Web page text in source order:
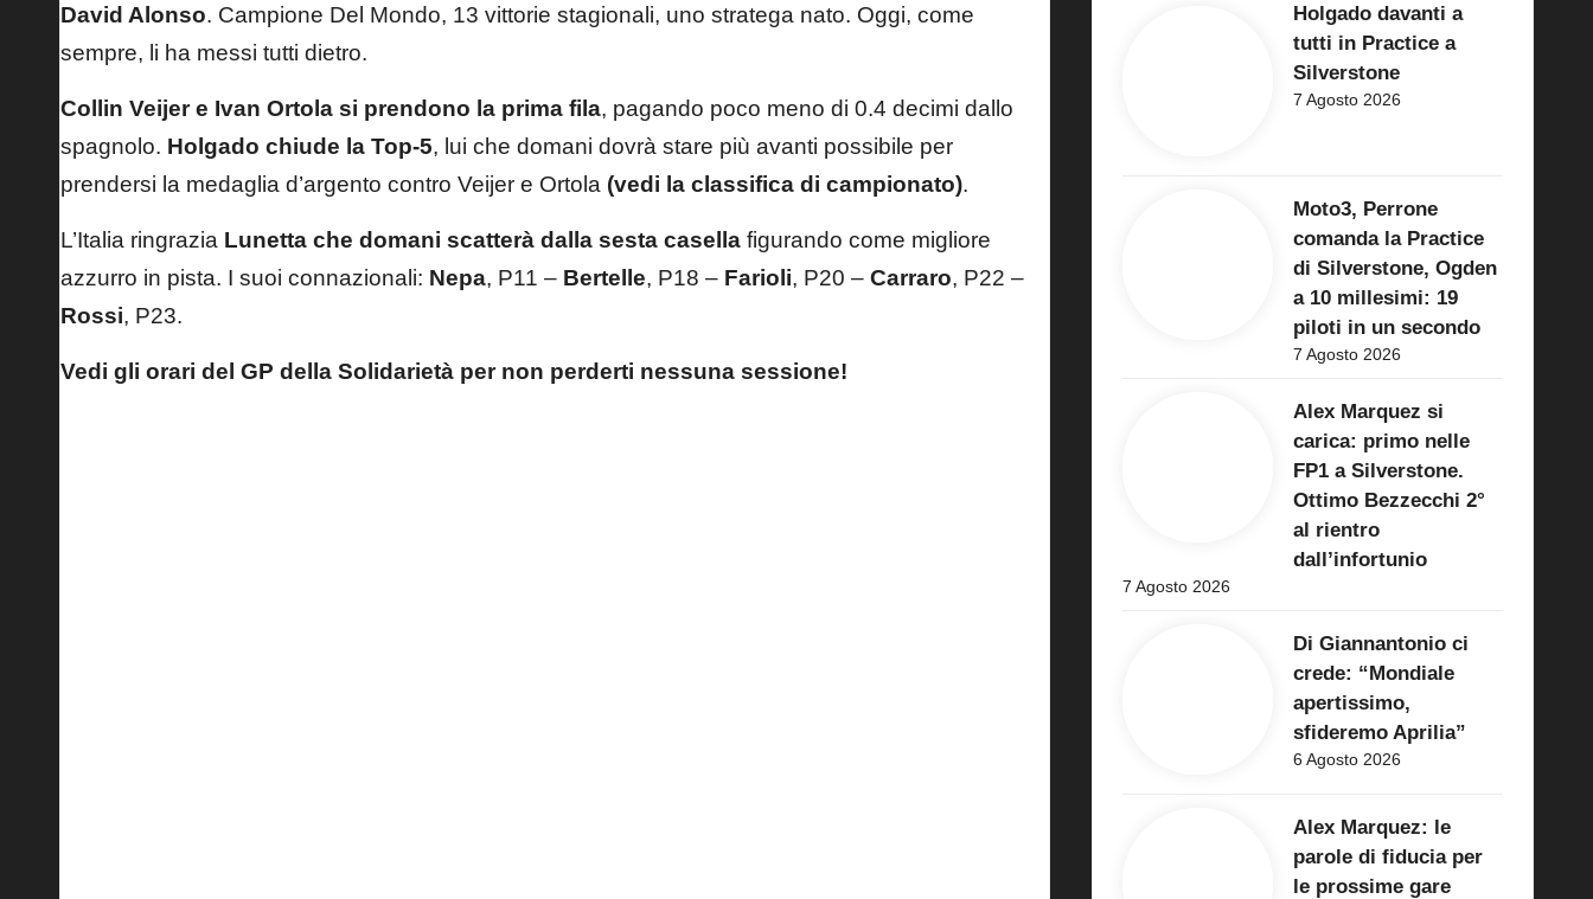
David Alonso. Campione Del Mondo, 13 vittorie stagionali, uno stratega nato. Oggi, come
sempre, li ha messi tutti dietro.
Collin Veijer e Ivan Ortola si prendono la prima fila, pagando poco meno di 0.4 decimi dallo
spagnolo. Holgado chiude la Top-5, lui che domani dovrà stare più avanti possibile per
prendersi la medaglia d’argento contro Veijer e Ortola (vedi la classifica di campionato).
L’Italia ringrazia Lunetta che domani scatterà dalla sesta casella figurando come migliore
azzurro in pista. I suoi connazionali: Nepa, P11 – Bertelle, P18 – Farioli, P20 – Carraro, P22 –
Rossi, P23.
Vedi gli orari del GP della Solidarietà per non perderti nessuna sessione!
Holgado davanti a
tutti in Practice a
Silverstone
7 Agosto 2026
Moto3, Perrone
comanda la Practice
di Silverstone, Ogden
a 10 millesimi: 19
piloti in un secondo
7 Agosto 2026
Alex Marquez si
carica: primo nelle
FP1 a Silverstone.
Ottimo Bezzecchi 2°
al rientro
dall’infortunio
7 Agosto 2026
Di Giannantonio ci
crede: “Mondiale
apertissimo,
sfideremo Aprilia”
6 Agosto 2026
Alex Marquez: le
parole di fiducia per
le prossime gare